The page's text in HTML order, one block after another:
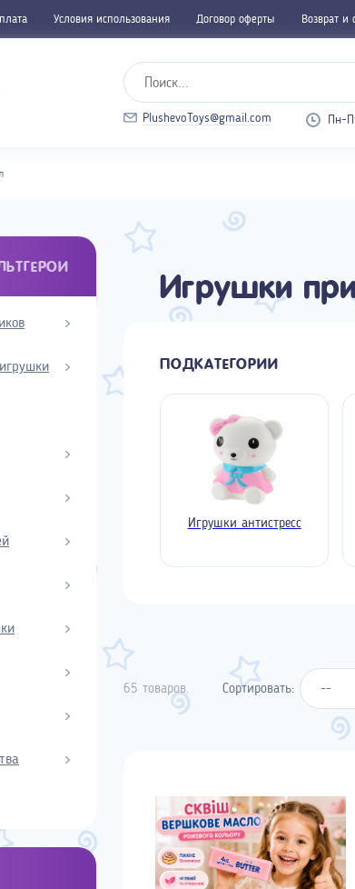
Условия использования Договор оферты Возврат и
PlushevoToys@gmail.com Пн-
Игрушки
ПОДКАТЕГОРИИ
Игрушки антистресс
65 товаров. Сортировать: